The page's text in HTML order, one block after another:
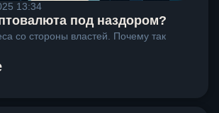
13:34
под наздором?
со стороны властей. Почему так